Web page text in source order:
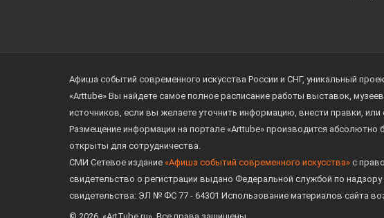
Афиша событий современного искусства России и СНГ, уникальный
«Arttube» Вы найдете самое полное расписание работы выставок,
источников, если вы желаете уточнить информацию, внести правки,
Размещение информации на портале «Arttube» производится
открыты для сотрудничества.
СМИ Сетевое издание «Афиша событий современного искусства» с
свидетельство о регистрации выдано Федеральной службой по
свидетельства: ЭЛ № ФС 77 - 64301 Использование материалов сайта
© 2026. «ArtTube.ru». Все права защищены.